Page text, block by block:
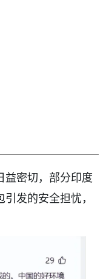
益密切，部分印度
发的安全担忧，